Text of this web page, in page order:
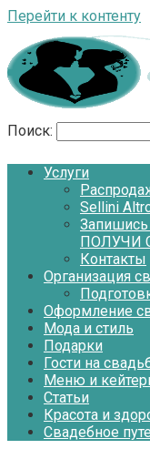
Перейти к контенту
Поиск:
Услуги
Sellini
Запишись
ПОЛУЧИ
Контакты
Организация
Оформление
Мода и стиль
Подарки
Гости на
Меню и
Статьи
Красота и
Свадебное